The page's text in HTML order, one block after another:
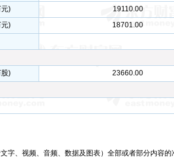
)
19110.00
)
18701.00
) 23660.00
字、视频、音频、数据及图表）全部或者部分内容的